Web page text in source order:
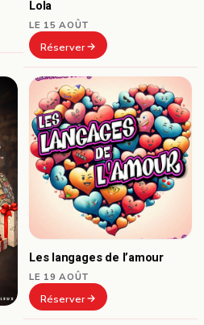
Lola
LE 15 AOÛT
Réserver
Les langages de l’amour
LE 19 AOÛT
Réserver